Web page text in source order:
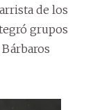
de los
grupos